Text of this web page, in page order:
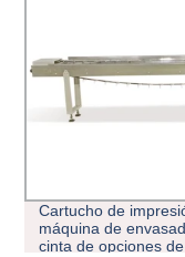
Eboattimes F1
de calentamiento
llenado de aceite